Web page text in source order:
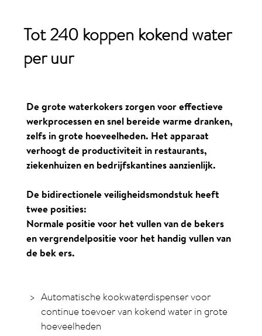
Tot 240 koppen kokend water
peruur
De grote waterkokers zorgen voor effectieve
werkprocessen en snel bereide warme dranken,
zelfs in grote hoeveelheden. Het apparaat
verhoogt de productiviteit in restaurants,
ziekenhuizen en bedrijfskantines aanzienlijk.
De bidirectionele veiligheidsmondstuk heeft
twee posities:
Normale positie voor het vullen van de bekers
en vergrendelpositie voor het handig vullen van
de bek ers.
Automatische kookwaterdispenser voor
continue toevoer van kokend water in grote
hoeveelheden